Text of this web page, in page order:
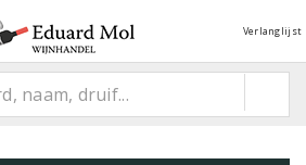
Verlanglijst